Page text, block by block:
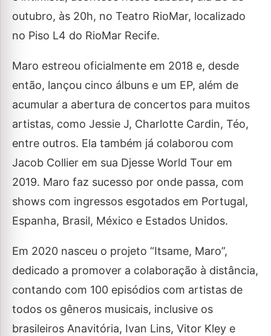
outubro, às 20h, no Teatro RioMar, localizado
no Piso L4 do RioMar Recife.
Maro estreou oficialmente em 2018 e, desde
então, lançou cinco álbuns e um EP, além de
acumular a abertura de concertos para muitos
artistas, como Jessie J, Charlotte Cardin, Téo,
entre outros. Ela também já colaborou com
Jacob Collier em sua Djesse World Tour em
2019. Maro faz sucesso por onde passa, com
shows com ingressos esgotados em Portugal,
Espanha, Brasil, México e Estados Unidos.
Em 2020 nasceu o projeto “Itsame, Maro”,
dedicado a promover a colaboração à distância,
contando com 100 episódios com artistas de
todos os gêneros musicais, inclusive os
brasileiros Anavitória, Ivan Lins, Vitor Kley e